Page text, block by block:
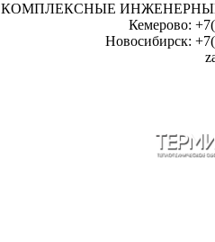
КОМПЛЕКСНЫЕ
Кемерово:
Новосибирск: